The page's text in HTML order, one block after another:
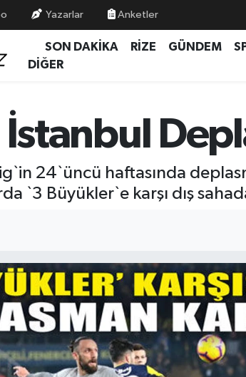
Yazarlar Anketler
SON DAKİKA RİZE GÜNDEM
DİĞER
24`üncü haftasında
`3 Büyükler`e karşı dış